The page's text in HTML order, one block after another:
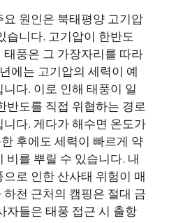
원인은 북태평양 고기압
습니다. 고기압이 한반도
풍은 그 가장자리를 따라
에는 고기압의 세력이 예
다. 이로 인해 태풍이 일
반도를 직접 위협하는 경로
다. 게다가 해수면 온도가
후에도 세력이 빠르게 약
비를 뿌릴 수 있습니다. 내
로 인한 산사태 위험이 매
천 근처의 캠핑은 절대 금
자들은 태풍 접근 시 출항